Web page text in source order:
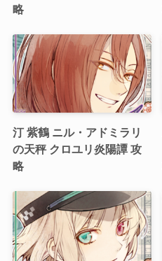
略
汀 紫鶴 ニル・アドミラリ
の天秤 クロユリ炎陽譚 攻
略